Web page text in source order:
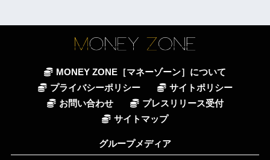
MONEY ZONE［マネーゾーン］について
プライバシーポリシー
サイトポリシー
お問い合わせ
プレスリリース受付
サイトマップ
グループメディア